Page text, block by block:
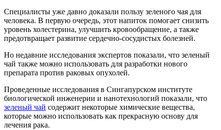
Специалисты уже давно доказали пользу зеленого чая для
человека. В первую очередь, этот напиток помогает снизить
уровень холестерина, улучшить кровообращение, а также
предотвращает развитие сердечно-сосудистых болезней.
Но недавние исследования экспертов показали, что зеленый
чай также можно использовать для разработки нового
препарата против раковых опухолей.
Проведенные исследования в Сингапурском институте
биологической инженерии и нанотехнологий показали, что
зеленый чай содержит некоторые химические вещества,
которые можно использовать как прекрасную основу для
лечения рака.